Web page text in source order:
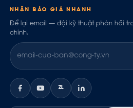
NHẬN BÁO GIÁ NHANH
Để lại email — đội kỹ thuật phản hồi
chính.
ZL